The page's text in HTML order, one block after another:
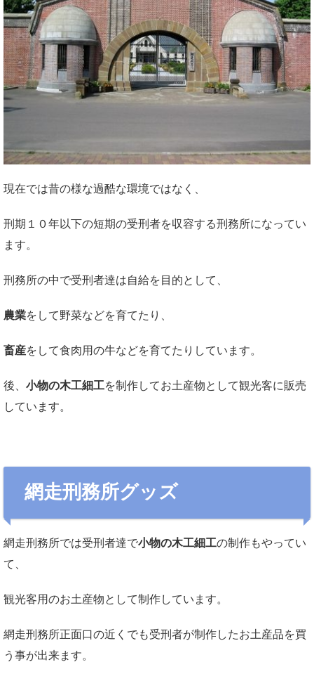
現在では昔の様な過酷な環境ではなく、
刑期１０年以下の短期の受刑者を収容する刑務所になってい
ます。
刑務所の中で受刑者達は自給を目的として、
農業をして野菜などを育てたり、
畜産をして食肉用の牛などを育てたりしています。
後、 小物の木工細工を制作してお土産物として観光客に販売
しています。
網走刑務所グッズ
網走刑務所では受刑者達で小物の木工細工の制作もやってい
て、
観光客用のお土産物として制作しています。
網走刑務所正面口の近くでも受刑者が制作したお土産品を買
う事が出来ます。